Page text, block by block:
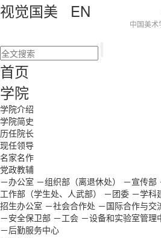
视觉国美 EN
首页
学院
学院介绍
学院简史
历任院长
现任领导
名家名作
党政教辅
－办公室 －组织部（离退休处） －宣传部
工作部（学生处、人武部）
－团委 －学科
招生办公室 －社会合作处 －国际合作与交
－安全保卫部 －工会 －设备和实验室管理
－后勤服务中心
中国美